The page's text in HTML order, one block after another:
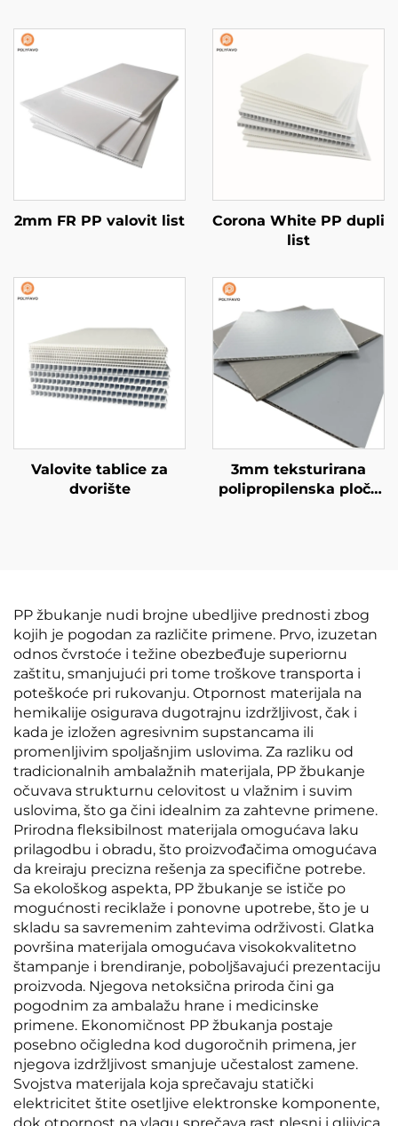
2mm FR PP valovit list
Corona White PP dupli
list
Valovite tablice za
dvorište
3mm teksturirana
polipropilenska ploča
PP žbukanje nudi brojne ubedljive prednosti zbog
kojih je pogodan za različite primene. Prvo, izuzetan
odnos čvrstoće i težine obezbeđuje superiornu
zaštitu, smanjujući pri tome troškove transporta i
poteškoće pri rukovanju. Otpornost materijala na
hemikalije osigurava dugotrajnu izdržljivost, čak i
kada je izložen agresivnim supstancama ili
promenljivim spoljašnjim uslovima. Za razliku od
tradicionalnih ambalažnih materijala, PP žbukanje
očuvava strukturnu celovitost u vlažnim i suvim
uslovima, što ga čini idealnim za zahtevne primene.
Prirodna fleksibilnost materijala omogućava laku
prilagodbu i obradu, što proizvođačima omogućava
da kreiraju precizna rešenja za specifične potrebe.
Sa ekološkog aspekta, PP žbukanje se ističe po
mogućnosti reciklaže i ponovne upotrebe, što je u
skladu sa savremenim zahtevima održivosti. Glatka
površina materijala omogućava visokokvalitetno
štampanje i brendiranje, poboljšavajući prezentaciju
proizvoda. Njegova netoksična priroda čini ga
pogodnim za ambalažu hrane i medicinske
primene. Ekonomičnost PP žbukanja postaje
posebno očigledna kod dugoročnih primena, jer
njegova izdržljivost smanjuje učestalost zamene.
Svojstva materijala koja sprečavaju statički
elektricitet štite osetljive elektronske komponente,